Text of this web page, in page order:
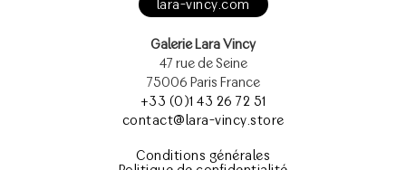
lara-vincy.com
Galerie Lara Vincy
47 rue de Seine
75006 Paris France
+33 (0)1 43 26 72 51
contact@lara-vincy.store
Conditions générales